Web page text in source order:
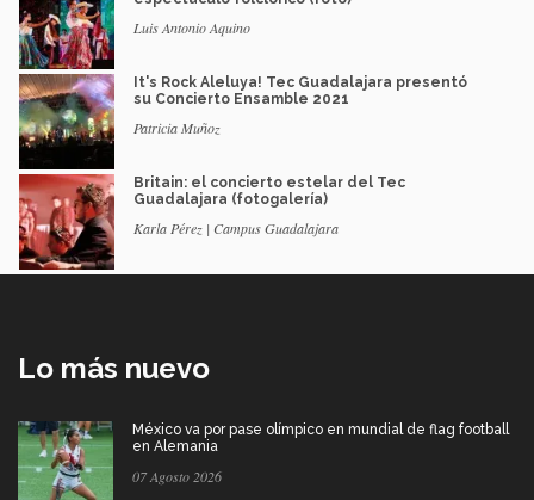
Luis Antonio Aquino
It's Rock Aleluya! Tec Guadalajara presentó
su Concierto Ensamble 2021
Patricia Muñoz
Britain: el concierto estelar del Tec
Guadalajara (fotogalería)
Karla Pérez | Campus Guadalajara
Lo más nuevo
México va por pase olímpico en mundial de flag football
en Alemania
07 Agosto 2026